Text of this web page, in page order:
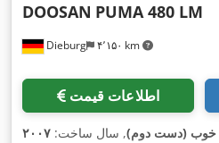
Dieburg ۴٬۱۵۰ km
DOOSAN PUMA 480 LM
اطلاعات قیمت
خوب (دست دوم), سال ساخت: ۲۰۰۷